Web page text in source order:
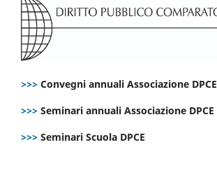
>>> Convegni annuali Associazione DPCE
>>> Seminari annuali Associazione DPCE
>>> Seminari Scuola DPCE